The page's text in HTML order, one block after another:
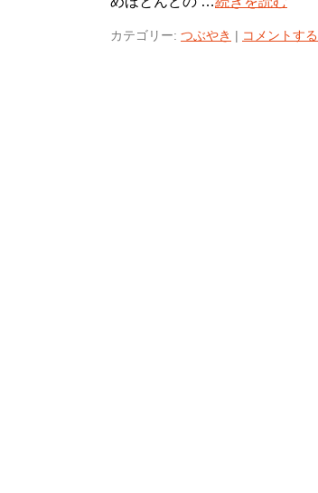
カテゴリー: つぶやき | コメントする